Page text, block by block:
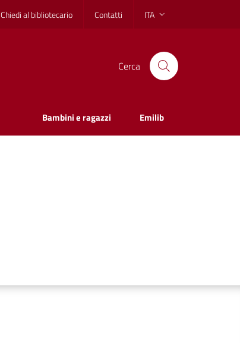
Chiedi al bibliotecario Contatti ITA
Cerca
Bambini e ragazzi Emilib